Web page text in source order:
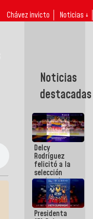
Chávez invicto Noticias ↓
Noticias
destacadas
Delcy
Rodríguez
felicitó a la
selección
nacional
masculina
de voleibol
campeona
de la Copa
Presidenta